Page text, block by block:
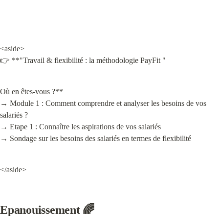
<aside>
👉 **"Travail & flexibilité : la méthodologie PayFit "
Où en êtes-vous ?**
→ Module 1 : Comment comprendre et analyser les besoins de vos
salariés ?
→ Etape 1 : Connaître les aspirations de vos salariés
→ Sondage sur les besoins des salariés en termes de flexibilité
</aside>
Epanouissement 🌈